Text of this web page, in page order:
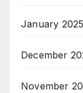
January 2025
December
November